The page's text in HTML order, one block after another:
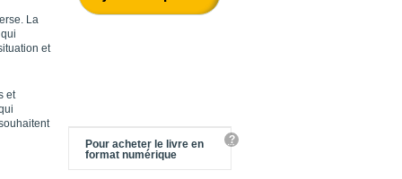
La
et
et
Pour acheter le livre en
format numérique
?